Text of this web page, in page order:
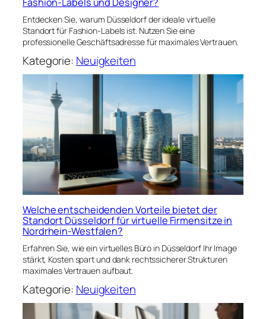
Fashion-Labels und Designer?
Entdecken Sie, warum Düsseldorf der ideale virtuelle
Standort für Fashion-Labels ist. Nutzen Sie eine
professionelle Geschäftsadresse für maximales Vertrauen.
Kategorie: Neuigkeiten
Welche entscheidenden Vorteile bietet der
Standort Düsseldorf für virtuelle Firmensitze in
Nordrhein-Westfalen?
Erfahren Sie, wie ein virtuelles Büro in Düsseldorf Ihr Image
stärkt, Kosten spart und dank rechtssicherer Strukturen
maximales Vertrauen aufbaut.
Kategorie: Neuigkeiten